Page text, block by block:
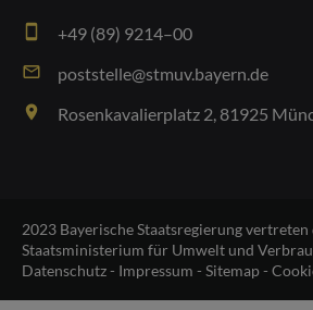
smartphone +49 (89) 9214–00
email poststelle@stmuv.bayern.de
place Rosenkavalierplatz 2, 81925
2023 Bayerische Staatsregierung
Staatsministerium für Umwelt und
Datenschutz- Impressum - Sitemap-